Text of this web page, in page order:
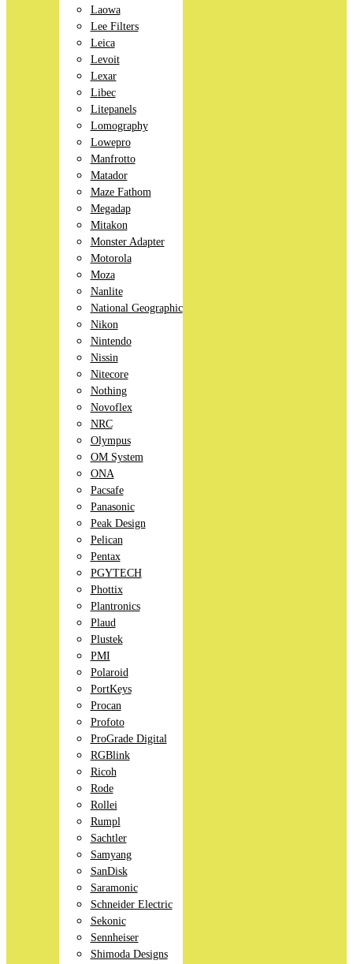
Laowa
Lee Filters
Leica
Levoit
Lexar
Libec
Litepanels
Lomography
Lowepro
Manfrotto
Matador
Maze Fathom
Megadap
Mitakon
Monster Adapter
Motorola
Moza
Nanlite
National Geographic
Nikon
Nintendo
Nissin
Nitecore
Nothing
Novoflex
NRC
Olympus
OM System
ONA
Pacsafe
Panasonic
Peak Design
Pelican
Pentax
PGYTECH
Phottix
Plantronics
Plaud
Plustek
PMI
Polaroid
PortKeys
Procan
Profoto
ProGrade Digital
RGBlink
Ricoh
Rode
Rollei
Rumpl
Sachtler
Samyang
SanDisk
Saramonic
Schneider Electric
Sekonic
Sennheiser
Shimoda Designs